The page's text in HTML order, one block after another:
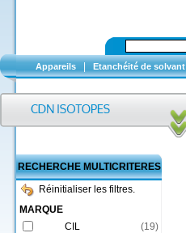
Appareils Etanchéité de solvant
RECHERCHE MULTICRITERES
Réinitialiser les filtres.
MARQUE
CIL
(19)